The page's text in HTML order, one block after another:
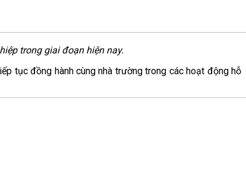
trong giai đoạn hiện nay.
tục đồng hành cùng nhà trường trong các hoạt động hỗ